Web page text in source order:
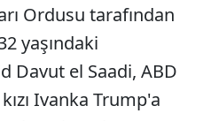
Ordusu tarafından
yaşındaki
Davut el Saadi, ABD
Ivanka Trump'a